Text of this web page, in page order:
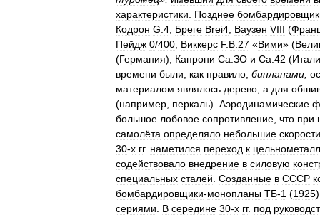
характеристики
Позднее
Кодрон G 4 Бреге Brei4 Ваузен VIII (
Пейдж 0/400 Виккерс F. B 27 «Вими» (
(Германия); Капрони Са ЗО и Са 42 (
времени были как правило бипланами;
материалом являлось дерево а для
(например перкаль). Аэродинамические
большое лобовое сопротивление что при
самолёта определяло небольшие скорости
30-х гг. наметился переход к
содействовало внедрение в силовую
специальных сталей Созданные в СССР
бомбардировщики-монопланы ТБ-1 (1925
сериями
В середине 30-х гг. под